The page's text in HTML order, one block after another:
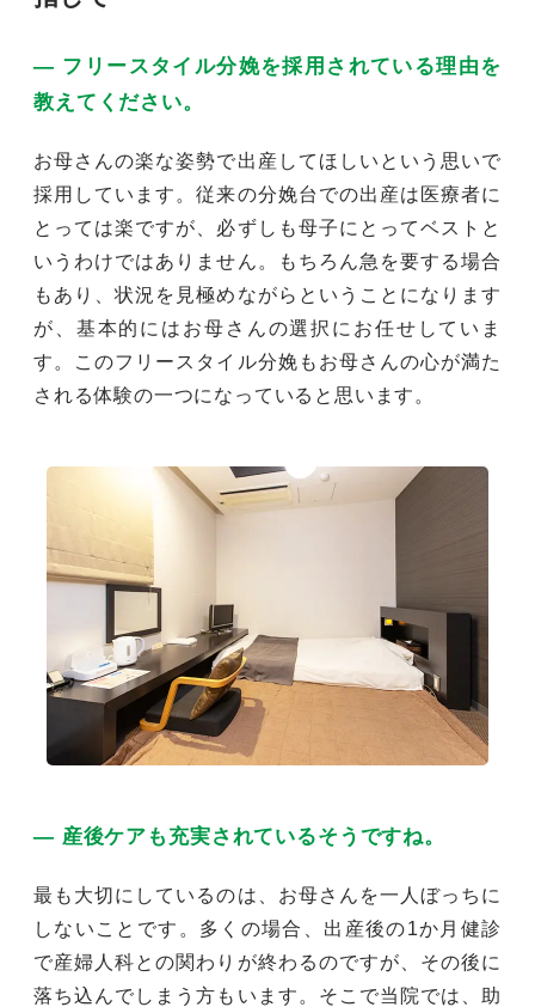
― フリースタイル分娩を採用されている理由を
教えてください。
お母さんの楽な姿勢で出産してほしいという思いで
採用しています。従来の分娩台での出産は医療者に
とっては楽ですが、必ずしも母子にとってベストと
いうわけではありません。もちろん急を要する場合
もあり、状況を見極めながらということになります
が、基本的にはお母さんの選択にお任せしていま
す。このフリースタイル分娩もお母さんの心が満た
される体験の一つになっていると思います。
― 産後ケアも充実されているそうですね。
最も大切にしているのは、お母さんを一人ぼっちに
しないことです。多くの場合、出産後の1か月健診
で産婦人科との関わりが終わるのですが、その後に
落ち込んでしまう方もいます。そこで当院では、助